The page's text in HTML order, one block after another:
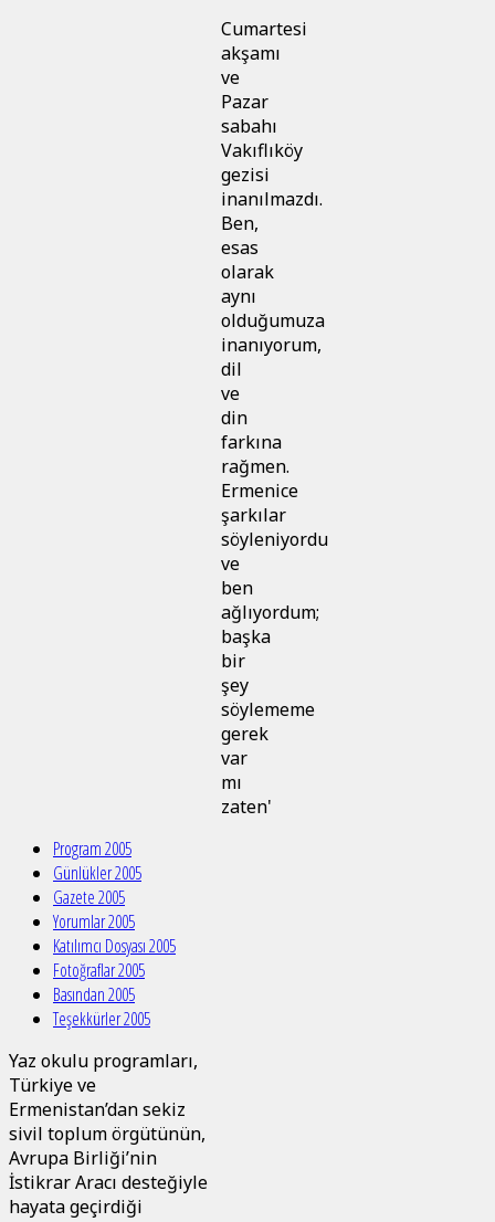
Cumartesi
akşamı
ve
Pazar
sabahı
Vakıflıköy
gezisi
inanılmazdı.
Ben,
esas
olarak
aynı
olduğumuza
inanıyorum,
dil
ve
din
farkına
rağmen.
Ermenice
şarkılar
söyleniyordu
ve
ben
ağlıyordum;
başka
bir
şey
söylememe
gerek
var
mı
zaten'
Program 2005
Günlükler 2005
Gazete 2005
Yorumlar 2005
Katılımcı Dosyası 2005
Fotoğraflar 2005
Basından 2005
Teşekkürler 2005
Yaz okulu programları,
Türkiye ve
Ermenistan’dan sekiz
sivil toplum örgütünün,
Avrupa Birliği’nin
İstikrar Aracı desteğiyle
hayata geçirdiği